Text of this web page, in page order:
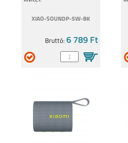
IPHONE 16E IPHONE 16 PRO MAX
XIAO-SOUNDP-5W-BK
Bruttó: 6 789 Ft